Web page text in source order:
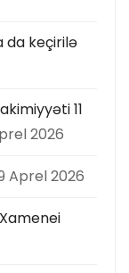
da keçirilə
11
2026
Aprel 2026